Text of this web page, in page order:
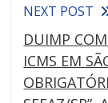
NEXT POST
DUIMP
ICMS EM